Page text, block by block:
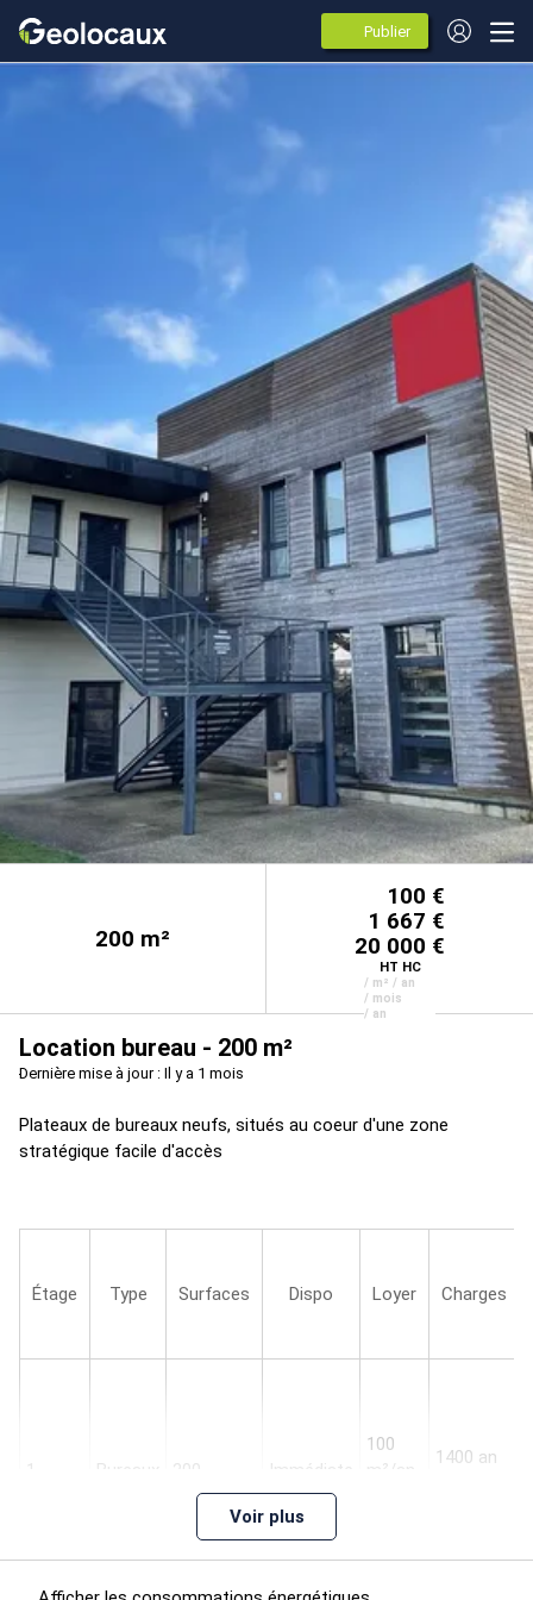
Publier
des
annonces
200 m²
100 €
1 667 €
20 000 €
HT HC
/ m² / an
/ mois
/ an
Location bureau - 200 m²
Dernière mise à jour : Il y a 1 mois
Plateaux de bureaux neufs, situés au coeur d'une zone
stratégique facile d'accès
Étage Type Surfaces Dispo Loyer
Charges
1 Bureaux 200 Immédiate
100
m²/an
1400 an
Voir plus